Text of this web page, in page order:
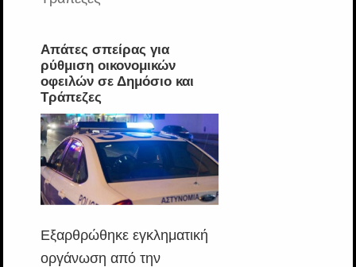
Απάτες σπείρας για
ρύθμιση οικονομικών
οφειλών σε Δημόσιο και
Τράπεζες
Εξαρθρώθηκε εγκληματική
οργάνωση από την